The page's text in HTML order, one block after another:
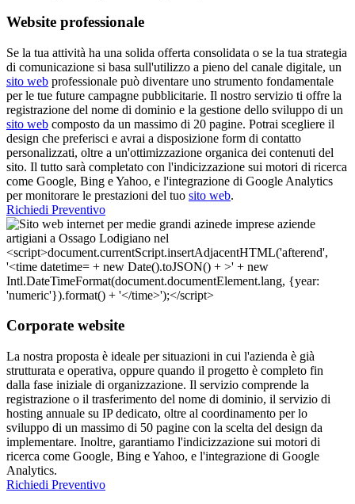
Website professionale
Se la tua attività ha una solida offerta consolidata o se la tua strategia
di comunicazione si basa sull'utilizzo a pieno del canale digitale, un
sito web professionale può diventare uno strumento fondamentale
per le tue future campagne pubblicitarie. Il nostro servizio ti offre la
registrazione del nome di dominio e la gestione dello sviluppo di un
sito web composto da un massimo di 20 pagine. Potrai scegliere il
design che preferisci e avrai a disposizione form di contatto
personalizzati, oltre a un'ottimizzazione organica dei contenuti del
sito. Il tutto sarà completato con l'indicizzazione sui motori di ricerca
come Google, Bing e Yahoo, e l'integrazione di Google Analytics
per monitorare le prestazioni del tuo sito web.
Richiedi Preventivo
Corporate website
La nostra proposta è ideale per situazioni in cui l'azienda è già
strutturata e operativa, oppure quando il progetto è completo fin
dalla fase iniziale di organizzazione. Il servizio comprende la
registrazione o il trasferimento del nome di dominio, il servizio di
hosting annuale su IP dedicato, oltre al coordinamento per lo
sviluppo di un massimo di 50 pagine con la scelta del design da
implementare. Inoltre, garantiamo l'indicizzazione sui motori di
ricerca come Google, Bing e Yahoo, e l'integrazione di Google
Analytics.
Richiedi Preventivo